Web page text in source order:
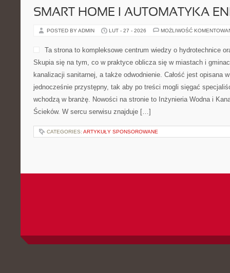
SMART HOME I AUTOMATYKA
POSTED BY ADMIN LUT - 27 - 2026 MOŻLIWOŚĆ
Ta strona to kompleksowe centrum wiedzy o hydrotechnice
Skupia się na tym, co w praktyce oblicza się w miastach i
kanalizacji sanitarnej, a także odwodnienie. Całość jest opisana
jednocześnie przystępny, tak aby po treści mogli sięgać
wchodzą w branżę. Nowości na stronie to Inżynieria Wodna i
Ścieków. W sercu serwisu znajduje […]
CATEGORIES: ARTYKUŁY SPONSOROWANE